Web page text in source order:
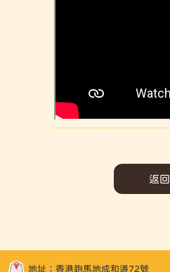
返回
地址：香港跑馬地成和道72號